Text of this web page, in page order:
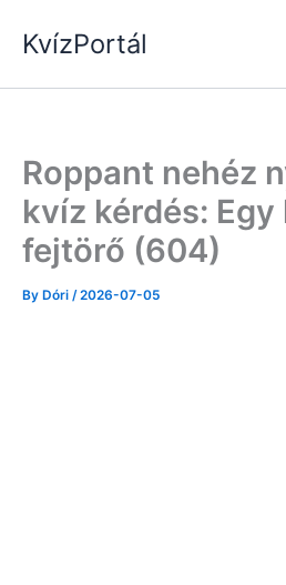
KvízPortál
Roppant nehéz
kvíz kérdés:
fejtörő (604)
By Dóri /2026-07-05